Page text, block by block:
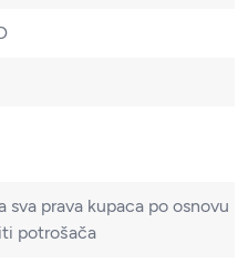
sva prava kupaca po osnovu
potrošača